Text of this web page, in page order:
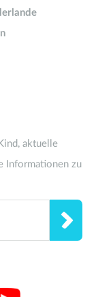
aktuelle
Informationen zu